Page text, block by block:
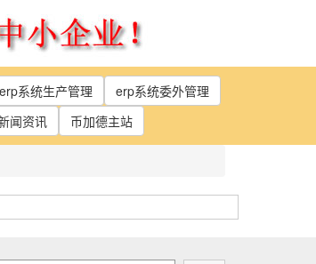
erp系统生产管理
erp系统委外管理
闻资讯 币加德主站